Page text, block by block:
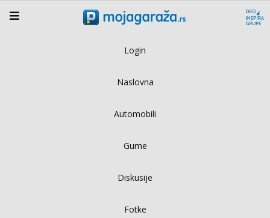
Login
Naslovna
Automobili
Gume
Diskusije
Fotke